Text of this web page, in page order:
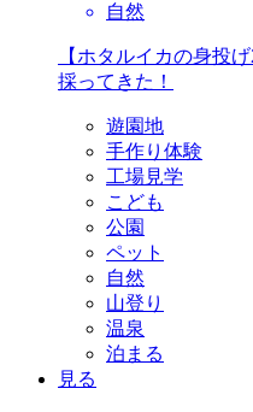
自然
【ホタルイカの身投
採ってきた！
遊園地
手作り体験
工場見学
こども
公園
ペット
自然
山登り
温泉
泊まる
見る